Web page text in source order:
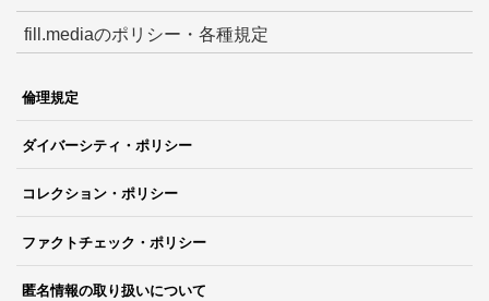
fill.mediaのポリシー・各種規定
倫理規定
ダイバーシティ・ポリシー
コレクション・ポリシー
ファクトチェック・ポリシー
匿名情報の取り扱いについて